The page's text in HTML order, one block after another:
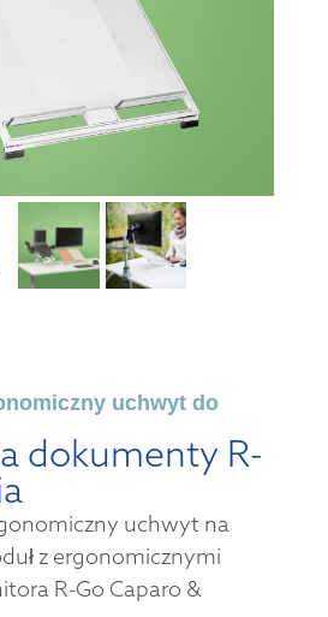
uchwyt do
dokumenty R-
uchwyt na
z ergonomicznymi
R-Go Caparo &